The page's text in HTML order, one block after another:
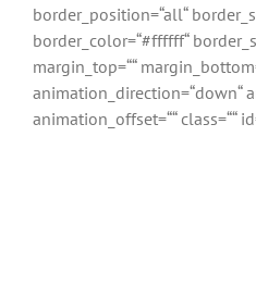
border_position=“all“
border_color=“#ffffff“
margin_top=““
animation_direction=“down“
animation_offset=““ class=““